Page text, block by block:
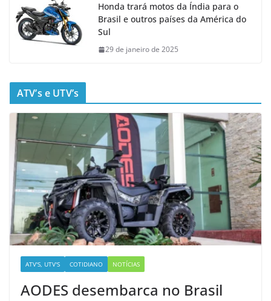
Honda trará motos da Índia para o
Brasil e outros países da América do
Sul
29 de janeiro de 2025
ATV’s e UTV’s
ATV'S, UTV'S COTIDIANO NOTÍCIAS
AODES desembarca no Brasil